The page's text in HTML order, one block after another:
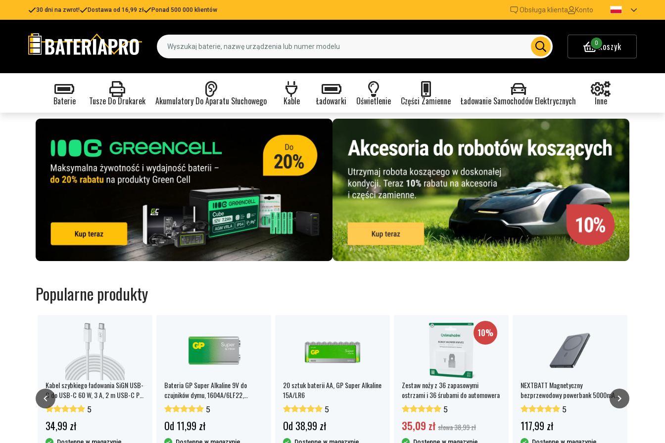
30 dni na zwrot! Dostawa od 16,99 zł Ponad 500 000 klientów Obsługa klienta Konto
0Koszyk
Baterie Tusze Do Drukarek Akumulatory Do Aparatu Słuchowego Kable Ładowarki Oświetlenie Części Zamienne Ładowanie Samochodów Elektrycznych Inne
Popularne produkty
Kabel szybkiego ładowania SiGN USB-
C do USB-C 60 W, 3 A, 2 m USB-C PD
- biały
5
34,99 zł
Bateria GP Super Alkaline 9V do
czujników dymu, 1604A/6LF22,
opakowanie 1 szt.
5
Od 11,99 zł
20 sztuk baterii AA, GP Super Alkaline
15A/LR6
5
Od 38,99 zł
10%
Zestaw noży z 36 zapasowymi
ostrzami i 36 śrubami do automowera
5
35,09 zł słowa 38,99 zł
NEXTBATT Magnetyczny
bezprzewodowy powerbank 5000mAh
20W Ultra Slim 5
117,99 zł